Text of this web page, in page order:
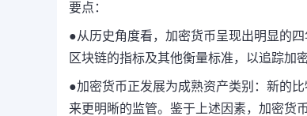
要点：
●从历史角度看，加密货币呈现出明显的
区块链的指标及其他衡量标准，以追踪加
●加密货币正发展为成熟资产类别：新的
来更明晰的监管。鉴于上述因素，加密货